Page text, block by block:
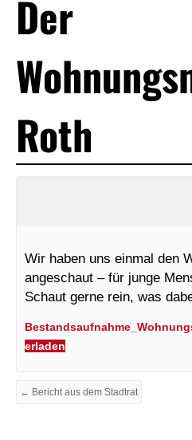
Der
Roth
Wir haben uns einmal den
angeschaut – für junge
Schaut gerne rein, was
erladen
← Bericht aus dem Stadtrat